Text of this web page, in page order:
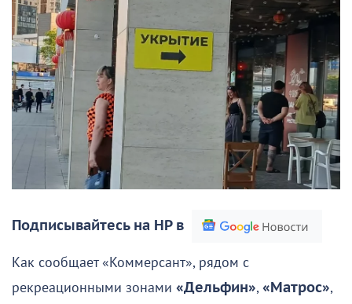
Подписывайтесь на НР в
Как сообщает «Коммерсант», рядом с
рекреационными зонами «Дельфин»,«Матрос»,